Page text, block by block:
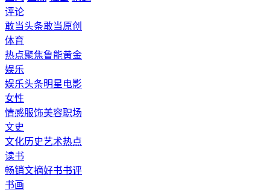
评论
敢当头条敢当原创
体育
热点聚焦鲁能黄金
娱乐
娱乐头条明星 电影
女性
情感服饰美容职场
文史
文化历史艺术热点
读书
畅销文摘好书书评
书画